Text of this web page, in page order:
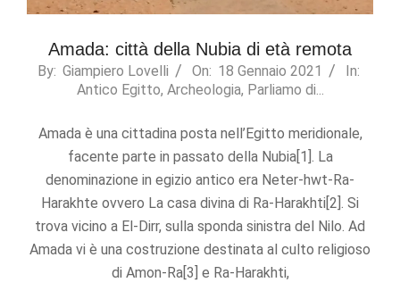
Amada: città della Nubia di età remota
2021-
By: Giampiero Lovelli On: 18 Gennaio 2021
In:
Antico Egitto, Archeologia, Parliamo di...
Amada è una cittadina posta nell’Egitto meridionale,
facente parte in passato della Nubia[1]. La
denominazione in egizio antico era Neter-hwt-Ra-
Harakhte ovvero La casa divina di Ra-Harakhti[2]. Si
trova vicino a El-Dirr, sulla sponda sinistra del Nilo. Ad
Amada vi è una costruzione destinata al culto religioso
di Amon-Ra[3] e Ra-Harakhti,
interests
behavior as
you visit our
site, you
increase the
seeing
content and
offers.